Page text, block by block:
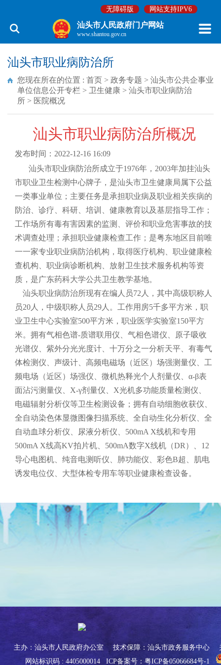
无障碍版 网站支持IPV6
汕头市人民政府门户网站
www.shantou.gov.cn
汕头市职业病防治所
您现在所在的位置 : 首页 > 政务专题 > 汕头市公共企事业
单位信息公开专栏 > 卫生健康 > 汕头市职业病防治
所 > 医院概况
汕头市职业病防治所概况
发布时间：2022-12-16 16:09
汕头市职业病防治所成立于1976年，2003年加挂汕头
市职业卫生检测中心牌子，是汕头市卫生健康局属下公益
一类事业单位；主要任务是承担职业病及职业相关疾病的
防治、诊疗、科研、培训、健康教育以及基层指导工作；
工作场所有毒有害因素的监测、评价和职业危害事故的技
术调查处理；承担职业健康检查工作；是粤东地区目前唯
一一家专业职业病防治机构，取得医疗机构、职业健康检
查机构、职业病诊断机构、放射卫生技术服务机构等资
质，是广东药科大学公共卫生教学基地。
汕头职业病防治所现有在编人员72人，其中高级职称人
员20人，中级职称人员29人。工作用房5千多平方米，职
业卫生中心实验室500平方米，职业医学实验室150平方
米。拥有气相色谱-质谱联用仪、气相色谱仪、原子吸收
光谱仪、紫外分光光度计、十万分之一分析天平、有毒气
体检测仪、声级计、高频电磁场（近区）场强测量仪、工
频电场（近区）场强仪、微机热释光个人剂量仪、α-β表
面沾污测量仪、X-γ剂量仪、X光机多功能质量检测仪、
电磁辐射分析仪等卫生检测设备；拥有自动细胞收获仪、
全自动染色体显微图像扫描系统、全自动生化分析仪、全
自动血球分析仪、尿液分析仪、500mA X线机和专用
500mA X线高KV拍片机、500mA数字X线机（DR）、12
导心电图机、纯音电测听仪、肺功能仪、彩色B超、肌电
诱发电位仪、大型体检专用车等职业健康检查设备。
主办：汕头市人民政府办公室 技术保障：汕头市政务服务中心
网站标识码 : 4405000014 ICP备案号：粤ICP备05066684号-1